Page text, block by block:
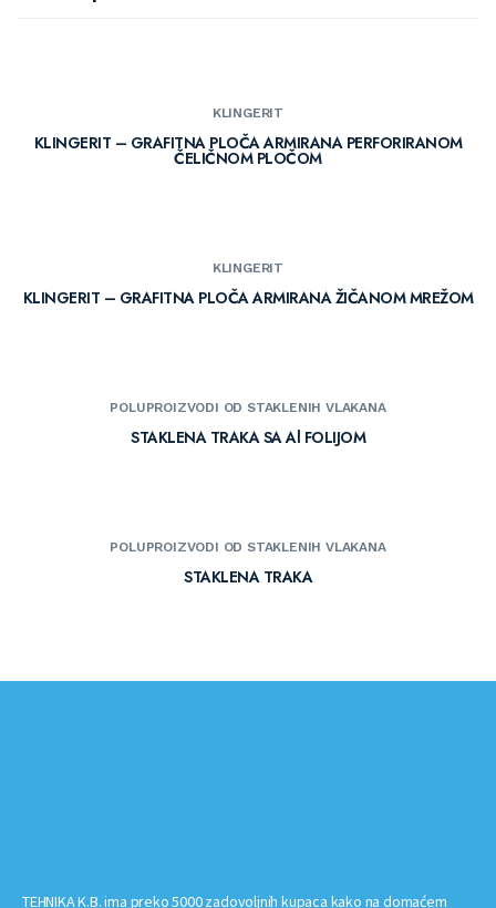
KLINGERIT
KLINGERIT – GRAFITNA PLOČA ARMIRANA PERFORIRANOM
ČELIČNOM PLOČOM
KLINGERIT
KLINGERIT – GRAFITNA PLOČA ARMIRANA ŽIČANOM MREŽOM
POLUPROIZVODI OD STAKLENIH VLAKANA
STAKLENA TRAKA SA Al FOLIJOM
POLUPROIZVODI OD STAKLENIH VLAKANA
STAKLENA TRAKA
TEHNIKA K.B. ima preko 5000 zadovoljnih kupaca kako na domaćem